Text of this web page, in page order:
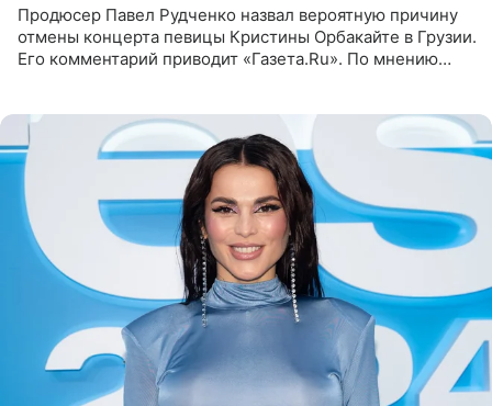
Продюсер Павел Рудченко назвал вероятную причину
отмены концерта певицы Кристины Орбакайте в Грузии.
Его комментарий приводит «Газета.Ru». По мнению